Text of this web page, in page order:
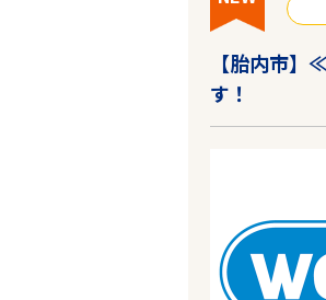
【胎内市
す！